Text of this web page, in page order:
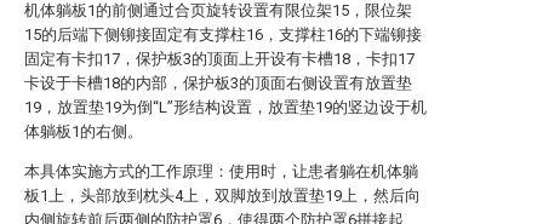
机体躺板1的前侧通过合页旋转设置有限位架15，限位架
15的后端下侧铆接固定有支撑柱16，支撑柱16的下端铆接
固定有卡扣17，保护板3的顶面上开设有卡槽18，卡扣17
卡设于卡槽18的内部，保护板3的顶面右侧设置有放置垫
19，放置垫19为倒“L”形结构设置，放置垫19的竖边设于机
体躺板1的右侧。
本具体实施方式的工作原理：使用时，让患者躺在机体躺
板1上，头部放到枕头4上，双脚放到放置垫19上，然后向
内侧旋转前后两侧的防护罩6，使得两个防护罩6拼接起